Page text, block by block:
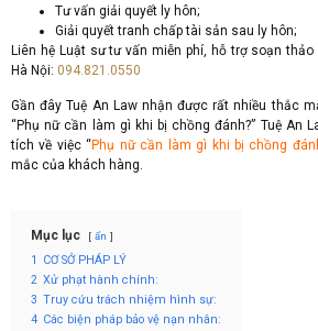
Tư vấn giải quyết ly hôn;
Giải quyết tranh chấp tài sản sau ly hôn;
Liên hệ Luật sư tư vấn miễn phí, hỗ trợ soạn
Hà Nội: 094.821.0550
Gần đây Tuệ An Law nhận được rất nhiều thắc
“Phụ nữ cần làm gì khi bị chồng đánh?” Tuệ An
tích về việc “ Phụ nữ cần làm gì khi bị chồng
mắc của khách hàng.
Mục lục ẩn
1
CƠ SỞ PHÁP LÝ
2 Xử phạt hành chính:
3 Truy cứu trách nhiệm hình sự:
4 Các biện pháp bảo vệ nạn nhân: